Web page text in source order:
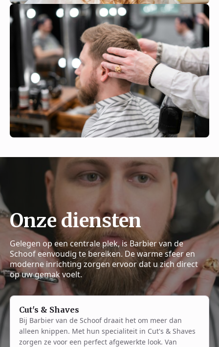
Onze diensten
Gelegen op een centrale plek, is Barbier van de
Schoof eenvoudig te bereiken. De warme sfeer en
moderne inrichting zorgen ervoor dat u zich direct
op uw gemak voelt.
Cut's & Shaves
Bij Barbier van de Schoof draait het om meer dan
alleen knippen. Met hun specialiteit in Cut's & Shaves
zorgen ze voor een perfect afgewerkte look. Van